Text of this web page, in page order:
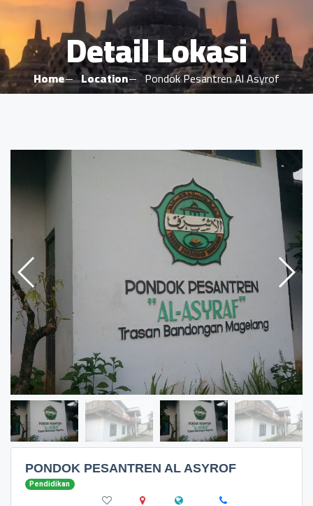
Detail Lokasi
Home Location Pondok Pesantren Al Asyrof
PONDOK PESANTREN AL ASYROF
Pendidikan